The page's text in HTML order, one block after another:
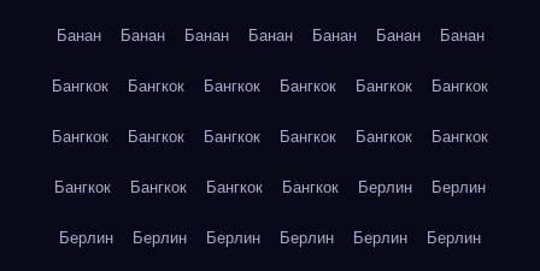
Банан Банан Банан Банан Банан Банан Банан
Бангкок Бангкок Бангкок Бангкок Бангкок Бангкок
Бангкок Бангкок Бангкок Бангкок Бангкок Бангкок
Бангкок Бангкок Бангкок Бангкок Берлин Берлин
Берлин Берлин Берлин Берлин Берлин Берлин